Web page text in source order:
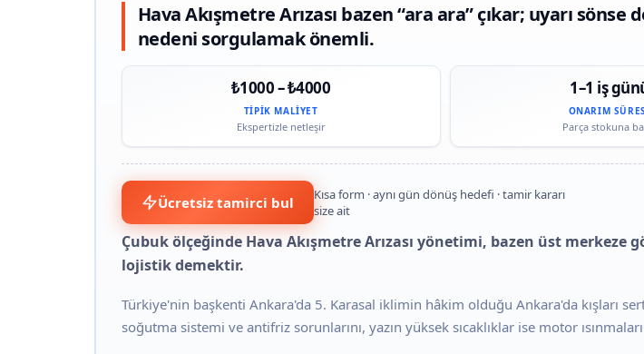
Hava Akışmetre Arızası bazen “ara ara” çıkar; uyarı sönse
nedeni sorgulamak önemli.
₺1000 – ₺4000
TIPIK MALIYET
Ekspertizle netleşir
1–1 iş
ONARIM
Parça stokuna
Ücretsiz tamirci bul
Kısa form · aynı gün dönüş hedefi · tamir kararı
size ait
Çubuk ölçeğinde Hava Akışmetre Arızası yönetimi, bazen üst merkeze
lojistik demektir.
Türkiye'nin başkenti Ankara'da 5. Karasal iklimin hâkim olduğu Ankara'da kışları
soğutma sistemi ve antifriz sorunlarını, yazın yüksek sıcaklıklar ise motor